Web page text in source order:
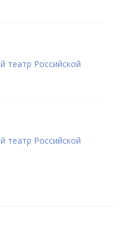
театр Российской
театр Российской